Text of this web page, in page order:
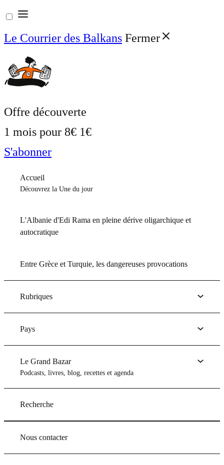
Aller
au
contenu
Le Courrier des Balkans Fermer
Offre découverte
1 mois pour 8€ 1€
S'abonner
Accueil
Découvrez la Une du jour
L'Albanie d'Edi Rama en pleine dérive oligarchique et
autocratique
Entre Grèce et Turquie, les dangereuses provocations
Rubriques
Pays
Le Grand Bazar
Podcasts, livres, blog, recettes et agenda
Recherche
Nous contacter